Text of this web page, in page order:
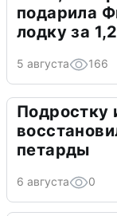
подарила
лодку за
5 августа 166
Подростку
петарды
6 августа 0